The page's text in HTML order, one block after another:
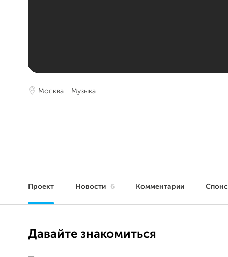
Москва Музыка
Проект Новости 6 Комментарии
Давайте знакомиться